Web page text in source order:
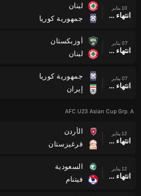
10 يناير
انتهاء وقت المباراة
لبنان
جمهورية كوريا
07 يناير
انتهاء وقت المباراة
أوزبكستان
لبنان
07 يناير
انتهاء وقت المباراة
جمهورية كوريا
إيران
AFC U23 Asian Cup Grp. A
12 يناير
انتهاء وقت المباراة
الأردن
قرغيزستان
12 يناير
انتهاء وقت المباراة
السعودية
فيتنام